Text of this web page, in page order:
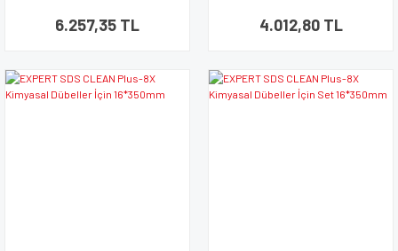
6.257,35 TL 4.012,80 TL